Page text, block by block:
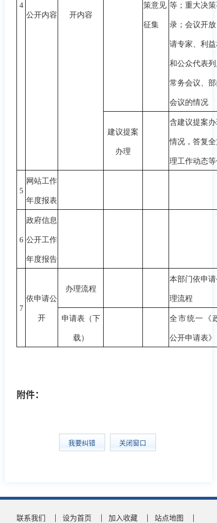
4
公开内容 开内容
策意见
征集
等；重大决
录；会议开
请专家、利
和公众代表
常务会议、
会议的情况
建议提案
办理
含建议提案
情况，答复
理工作动态
5
网站工作
年度报表
6
政府信息
公开工作
年度报告
7
依申请公
开
办理流程
本部门依申
理流程
申请表（下
载）
全市统一《
公开申请表》
附件：
我要纠错 关闭窗口
联系我们 设为首页 加入收藏 站点地图